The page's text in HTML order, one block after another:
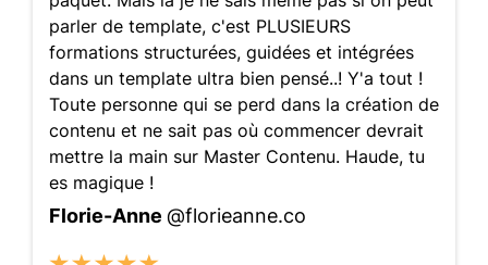
parler de template, c'est PLUSIEURS
formations structurées, guidées et intégrées
dans un template ultra bien pensé..! Y'a tout !
Toute personne qui se perd dans la création de
contenu et ne sait pas où commencer devrait
mettre la main sur Master Contenu. Haude, tu
es magique !
Florie-Anne @florieanne.co